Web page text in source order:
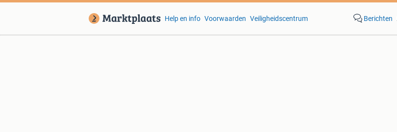
Help en info Voorwaarden Veiligheidscentrum Berichten